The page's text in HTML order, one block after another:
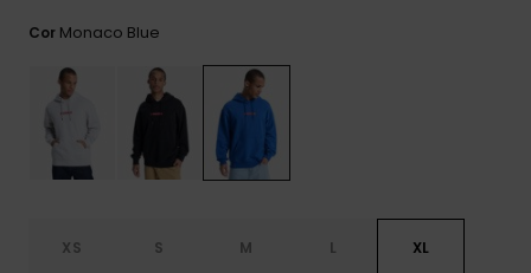
Cor Monaco Blue
XS S M L XL